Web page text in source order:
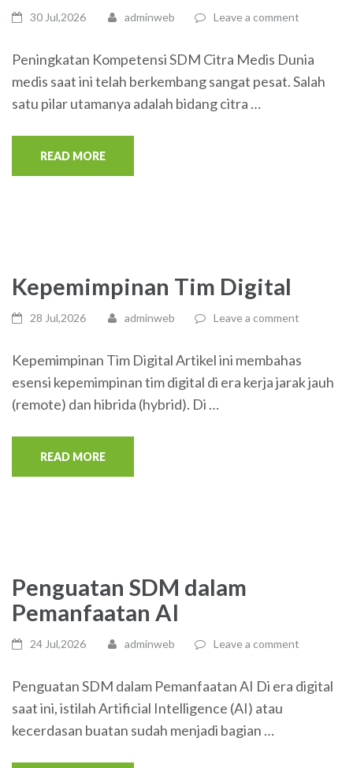
30 Jul,2026 adminweb Leave a comment
Peningkatan Kompetensi SDM Citra Medis Dunia
medis saat ini telah berkembang sangat pesat. Salah
satu pilar utamanya adalah bidang citra …
READ MORE
Kepemimpinan Tim Digital
28 Jul,2026 adminweb Leave a comment
Kepemimpinan Tim Digital Artikel ini membahas
esensi kepemimpinan tim digital di era kerja jarak jauh
(remote) dan hibrida (hybrid). Di …
READ MORE
Penguatan SDM dalam
Pemanfaatan AI
24 Jul,2026 adminweb Leave a comment
Penguatan SDM dalam Pemanfaatan AI Di era digital
saat ini, istilah Artificial Intelligence (AI) atau
kecerdasan buatan sudah menjadi bagian …